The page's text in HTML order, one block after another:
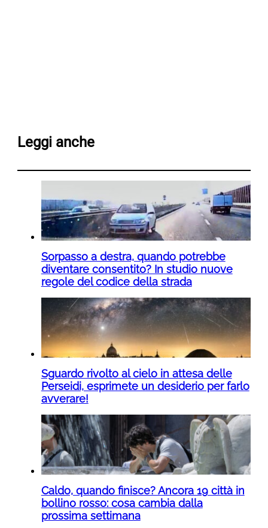
Leggi anche
Sorpasso a destra, quando potrebbe
diventare consentito? In studio nuove
regole del codice della strada
Sguardo rivolto al cielo in attesa delle
Perseidi, esprimete un desiderio per farlo
avverare!
Caldo, quando finisce? Ancora 19 città in
bollino rosso: cosa cambia dalla
prossima settimana